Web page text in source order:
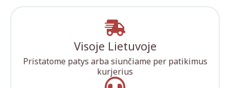
Visoje Lietuvoje
Pristatome patys arba siunčiame per patikimus
kurjerius